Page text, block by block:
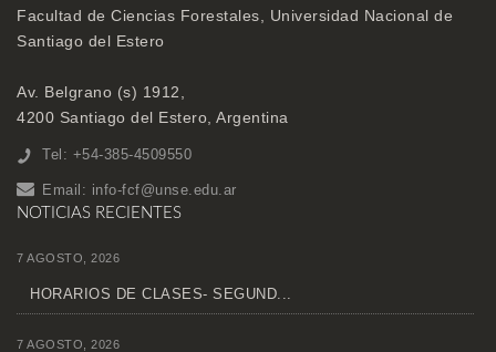
Facultad de Ciencias Forestales, Universidad Nacional de
Santiago del Estero
Av. Belgrano (s) 1912,
4200 Santiago del Estero, Argentina
Tel: +54-385-4509550
Email: info-fcf@unse.edu.ar
NOTICIAS RECIENTES
7 AGOSTO, 2026
HORARIOS DE CLASES- SEGUND...
7 AGOSTO, 2026